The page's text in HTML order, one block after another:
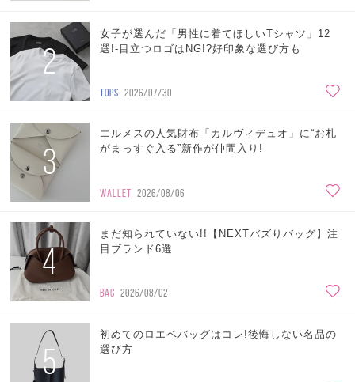
2
女子が選んだ「男性に着てほしいTシャツ」12
選!-目立つロゴはNG!?好印象な選び方も
TOPS 2026/07/30
3
エルメスの人気財布「カルヴィデュオ」に“お札
がまっすぐ入る”新作が仲間入り!
WALLET 2026/08/06
4
まだ知られていない!!【NEXTバズりバッグ】注
目ブランド6選
BAG 2026/08/02
5
初めてのロエベバッグはコレ!後悔しない名品の
選び方